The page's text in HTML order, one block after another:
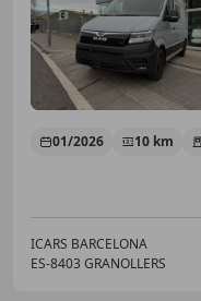
01/2026 10 km
ICARS BARCELONA
ES-8403 GRANOLLERS